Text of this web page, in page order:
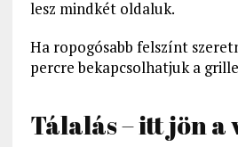
lesz mindkét oldaluk.
Ha ropogósabb felszínt
percre bekapcsolhatjuk a
Tálalás – itt jön